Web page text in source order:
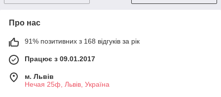
Про нас
91% позитивних з 168 відгуків за рік
Працює з 09.01.2017
м. Львів
Нечая 25ф, Львів, Україна